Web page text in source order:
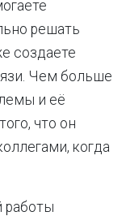
решать
создаете
Чем больше
и её
что он
когда
работы